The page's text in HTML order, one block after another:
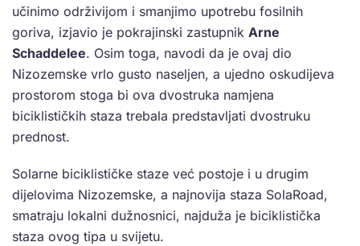
učinimo održivijom i smanjimo upotrebu fosilnih
goriva, izjavio je pokrajinski zastupnik Arne
Schaddelee. Osim toga, navodi da je ovaj dio
Nizozemske vrlo gusto naseljen, a ujedno oskudijeva
prostorom stoga bi ova dvostruka namjena
biciklističkih staza trebala predstavljati dvostruku
prednost.
Solarne biciklističke staze već postoje i u drugim
dijelovima Nizozemske, a najnovija staza SolaRoad,
smatraju lokalni dužnosnici, najduža je biciklistička
staza ovog tipa u svijetu.